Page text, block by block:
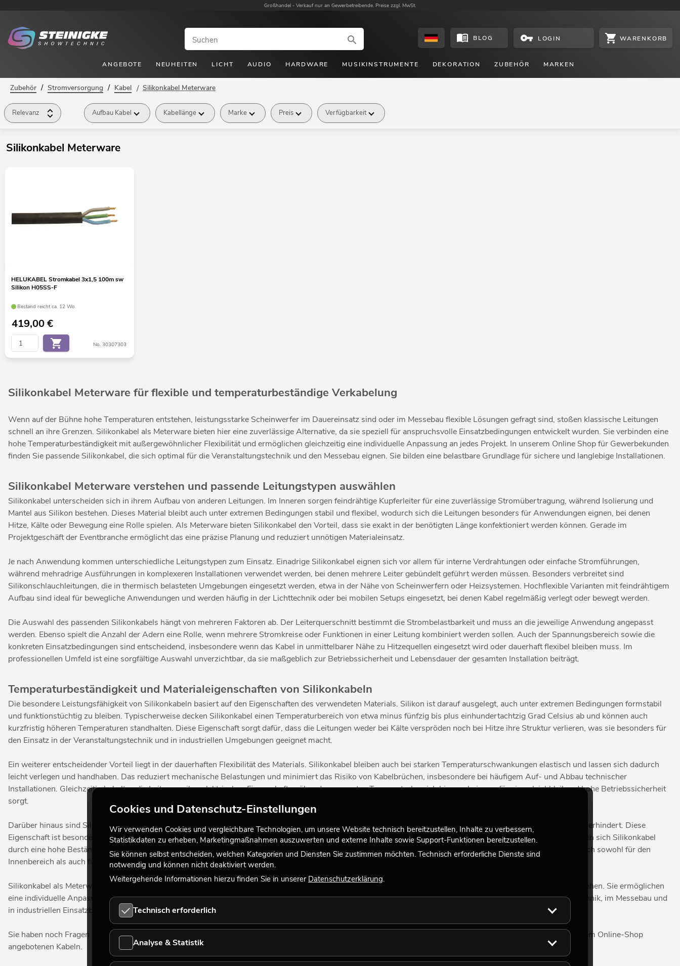
Großhandel - Verkauf nur an Gewerbetreibende. Preise zzgl. MwSt.
BLOG LOGIN WARENKORB
ANGEBOTE NEUHEITEN LICHT AUDIO HARDWARE MUSIKINSTRUMENTE DEKORATION ZUBEHÖR MARKEN
Zubehör / Stromversorgung / Kabel / Silikonkabel Meterware
Relevanz Aufbau Kabel Kabellänge Marke Preis Verfügbarkeit
Silikonkabel Meterware
HELUKABEL Stromkabel 3x1,5 100m sw
Silikon H05SS-F
Bestand reicht ca. 12 Wo.
419,00€
No. 30307303
Silikonkabel Meterware für flexible und temperaturbeständige Verkabelung
Wenn auf der Bühne hohe Temperaturen entstehen, leistungsstarke Scheinwerfer im Dauereinsatz sind oder im Messebau flexible Lösungen gefragt sind, stoßen klassische Leitungen
schnell an ihre Grenzen. Silikonkabel als Meterware bieten hier eine zuverlässige Alternative, da sie speziell für anspruchsvolle Einsatzbedingungen entwickelt wurden. Sie verbinden eine
hohe Temperaturbeständigkeit mit außergewöhnlicher Flexibilität und ermöglichen gleichzeitig eine individuelle Anpassung an jedes Projekt. In unserem Online Shop für Gewerbekunden
finden Sie passende Silikonkabel, die sich optimal für die Veranstaltungstechnik und den Messebau eignen. Sie bilden eine belastbare Grundlage für sichere und langlebige Installationen.
Silikonkabel Meterware verstehen und passende Leitungstypen auswählen
Silikonkabel unterscheiden sich in ihrem Aufbau von anderen Leitungen. Im Inneren sorgen feindrähtige Kupferleiter für eine zuverlässige Stromübertragung, während Isolierung und
Mantel aus Silikon bestehen. Dieses Material bleibt auch unter extremen Bedingungen stabil und flexibel, wodurch sich die Leitungen besonders für Anwendungen eignen, bei denen
Hitze, Kälte oder Bewegung eine Rolle spielen. Als Meterware bieten Silikonkabel den Vorteil, dass sie exakt in der benötigten Länge konfektioniert werden können. Gerade im
Projektgeschäft der Eventbranche ermöglicht das eine präzise Planung und reduziert unnötigen Materialeinsatz.
Je nach Anwendung kommen unterschiedliche Leitungstypen zum Einsatz. Einadrige Silikonkabel eignen sich vor allem für interne Verdrahtungen oder einfache Stromführungen,
während mehradrige Ausführungen in komplexeren Installationen verwendet werden, bei denen mehrere Leiter gebündelt geführt werden müssen. Besonders verbreitet sind
Silikonschlauchleitungen, die in thermisch belasteten Umgebungen eingesetzt werden, etwa in der Nähe von Scheinwerfern oder Heizsystemen. Hochflexible Varianten mit feindrähtigem
Aufbau sind ideal für bewegliche Anwendungen und werden häufig in der Lichttechnik oder bei mobilen Setups eingesetzt, bei denen Kabel regelmäßig verlegt oder bewegt werden.
Die Auswahl des passenden Silikonkabels hängt von mehreren Faktoren ab. Der Leiterquerschnitt bestimmt die Strombelastbarkeit und muss an die jeweilige Anwendung angepasst
werden. Ebenso spielt die Anzahl der Adern eine Rolle, wenn mehrere Stromkreise oder Funktionen in einer Leitung kombiniert werden sollen. Auch der Spannungsbereich sowie die
konkreten Einsatzbedingungen sind entscheidend, insbesondere wenn das Kabel in unmittelbarer Nähe zu Hitzequellen eingesetzt wird oder dauerhaft flexibel bleiben muss. Im
professionellen Umfeld ist eine sorgfältige Auswahl unverzichtbar, da sie maßgeblich zur Betriebssicherheit und Lebensdauer der gesamten Installation beiträgt.
Temperaturbeständigkeit und Materialeigenschaften von Silikonkabeln
Die besondere Leistungsfähigkeit von Silikonkabeln basiert auf den Eigenschaften des verwendeten Materials. Silikon ist darauf ausgelegt, auch unter extremen Bedingungen formstabil
und funktionstüchtig zu bleiben. Typischerweise decken Silikonkabel einen Temperaturbereich von etwa minus fünfzig bis plus einhundertachtzig Grad Celsius ab und können auch
kurzfristig höheren Temperaturen standhalten. Diese Eigenschaft sorgt dafür, dass die Leitungen weder bei Kälte verspröden noch bei Hitze ihre Struktur verlieren, was sie besonders für
den Einsatz in der Veranstaltungstechnik und in industriellen Umgebungen geeignet macht.
Ein weiterer entscheidender Vorteil liegt in der dauerhaften Flexibilität des Materials. Silikonkabel bleiben auch bei starken Temperaturschwankungen elastisch und lassen sich dadurch
leicht verlegen und handhaben. Das reduziert mechanische Belastungen und minimiert das Risiko von Kabelbrüchen, insbesondere bei häufigem Auf- und Abbau technischer
Installationen. Gleichzeitig behalten die Leitungen ihre elektrischen Eigenschaften über den gesamten Temperaturbereich hinweg bei, was für eine gleichbleibend hohe Betriebssicherheit
sorgt.
Darüber hinaus sind Silikonkabel in der Regel halogenfrei, was im Brandfall zu einer deutlich geringeren Rauchentwicklung führt und die Bildung korrosiver Gase verhindert. Diese
Eigenschaft ist besonders in geschlossenen Räumen und bei Veranstaltungen mit hohen Sicherheitsanforderungen von großer Bedeutung. Ergänzend dazu zeichnen sich Silikonkabel
durch eine hohe Beständigkeit gegenüber Umwelteinflüssen wie UV-Strahlung, Feuchtigkeit und wechselnden Witterungsbedingungen aus. Dadurch eignen sie sich sowohl für den
Innenbereich als auch für den Einsatz im Freien, wo sie langfristig zuverlässig funktionieren.
Silikonkabel als Meterware bieten eine durchdachte Lösung für alle Anwendungen, bei denen Flexibilität, Temperaturbeständigkeit und Sicherheit im Mittelpunkt stehen. Sie ermöglichen
eine individuelle Anpassung an unterschiedliche Projektanforderungen und überzeugen gleichzeitig durch ihre robuste Materialstruktur. Besonders in der Eventtechnik, im Messebau und
in industriellen Einsatzbereichen sind sie eine zuverlässige Wahl, wenn es auf langlebige und leistungsfähige Verkabelung ankommt.
Sie haben noch Fragen zu den verfügbaren Silikonkabeln als Meterware? Dann wenden Sie sich gerne an unser Team. Unser Team berät Sie gerne zu den in unserem Online-Shop
angebotenen Kabeln.
Cookies und Datenschutz-Einstellungen
Wir verwenden Cookies und vergleichbare Technologien, um unsere Website technisch bereitzustellen, Inhalte zu verbessern,
Statistikdaten zu erheben, Marketingmaßnahmen auszuwerten und externe Inhalte sowie Support-Funktionen bereitzustellen.
Sie können selbst entscheiden, welchen Kategorien und Diensten Sie zustimmen möchten. Technisch erforderliche Dienste sind
notwendig und können nicht deaktiviert werden.
Weitergehende Informationen hierzu finden Sie in unserer Datenschutzerklärung.
Technisch erforderlich
Analyse & Statistik